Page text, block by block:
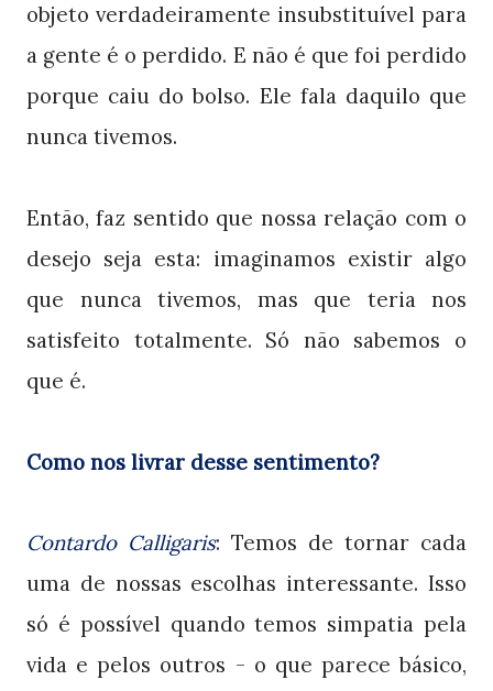
objeto verdadeiramente insubstituível para
a gente é o perdido. E não é que foi perdido
porque caiu do bolso. Ele fala daquilo que
nunca tivemos.
Então, faz sentido que nossa relação com o
desejo seja esta: imaginamos existir algo
que nunca tivemos, mas que teria nos
satisfeito totalmente. Só não sabemos o
que é.
Como nos livrar desse sentimento?
Contardo Calligaris: Temos de tornar cada
uma de nossas escolhas interessante. Isso
só é possível quando temos simpatia pela
vida e pelos outros - o que parece básico,